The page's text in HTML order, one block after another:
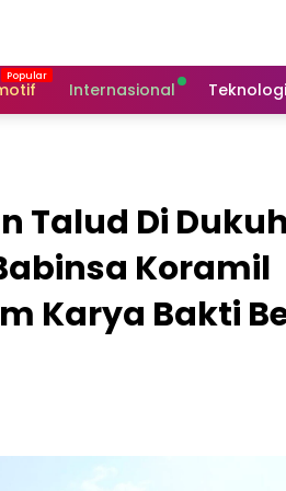
Internasional Teknologi
Talud Di Dukuh
Koramil
Karya Bakti